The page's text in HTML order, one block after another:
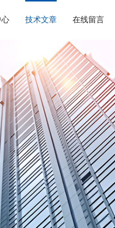
心 技术文章 在线留言